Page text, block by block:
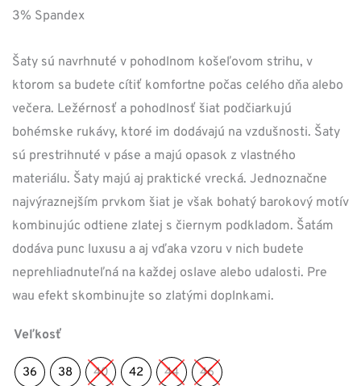
3% Spandex
Šaty sú navrhnuté v pohodlnom košeľovom strihu, v
ktorom sa budete cítiť komfortne počas celého dňa alebo
večera. Ležérnosť a pohodlnosť šiat podčiarkujú
bohémske rukávy, ktoré im dodávajú na vzdušnosti. Šaty
sú prestrihnuté v páse a majú opasok z vlastného
materiálu. Šaty majú aj praktické vrecká. Jednoznačne
najvýraznejším prvkom šiat je však bohatý barokový motív
kombinujúc odtiene zlatej s čiernym podkladom. Šatám
dodáva punc luxusu a aj vďaka vzoru v nich budete
neprehliadnuteľná na každej oslave alebo udalosti. Pre
wau efekt skombinujte so zlatými doplnkami.
Veľkosť
36 38 40 42 44 46